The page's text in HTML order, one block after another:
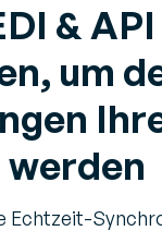
& API
um
Echtzeit-